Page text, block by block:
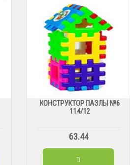
КОНСТРУКТОР ПАЗЛЫ №6
114/12
63.44